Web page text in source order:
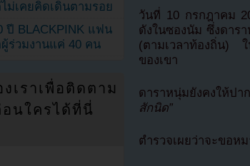
วันที่ 10 กรกฎาคม
ดังในซองนัม ซึ่งดาร
(ตามเวลาท้องถิ่น) ใ
ของเขา
ดาราหนุ่มยังคงให้ปา
สักนิด”
ตำรวจเผยว่าจะขอห
ม่เคยคิดเดินตามรอย
ปี BLACKPINK แฟน
ร่วมงานแค่ 40 คน
เราเพื่อติดตาม
นใครได้ที่นี่